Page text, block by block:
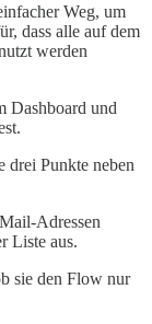
Weg, um
dass alle auf dem
werden
Dashboard und
drei Punkte neben
Adressen
Liste aus.
sie den Flow nur